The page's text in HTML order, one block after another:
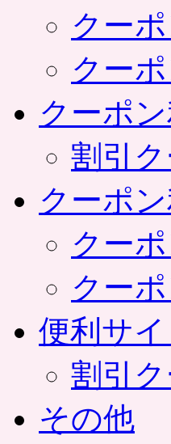
クー
クー
クーポ
割引
クーポ
クー
クー
便利サイ
割引
その他